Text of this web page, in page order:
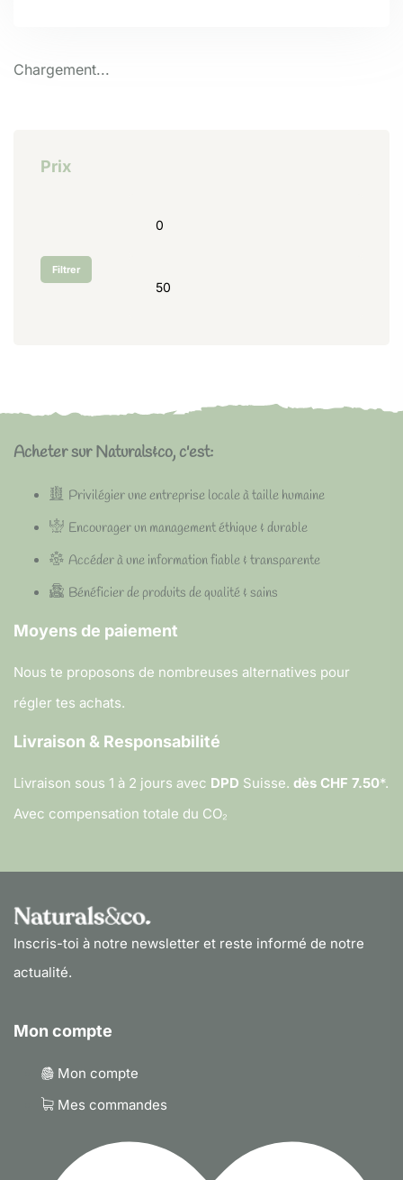
Chargement...
Prix
Filtrer
Acheter sur Naturals&co, c'est:
Privilégier une entreprise locale à taille humaine
Encourager un management éthique & durable
Accéder à une information fiable & transparente
Bénéficier de produits de qualité & sains
Moyens de paiement
Nous te proposons de nombreuses alternatives pour
régler tes achats.
Livraison & Responsabilité
Livraison sous 1 à 2 jours avec DPD Suisse. dès CHF 7.50*.
Avec compensation totale du CO₂
Inscris-toi à notre newsletter et reste informé de notre
actualité.
Mon compte
Mon compte
Mes commandes